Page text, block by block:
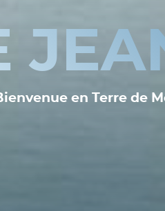
en Terre de